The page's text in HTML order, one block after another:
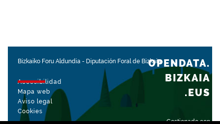
Bizkaiko Foru Aldundia - Diputación Foral de Bizkaia
Accesibilidad
Mapa web
Aviso legal
Cookies
Gestionado con
OPENDATA.
BIZKAIA
.EUS